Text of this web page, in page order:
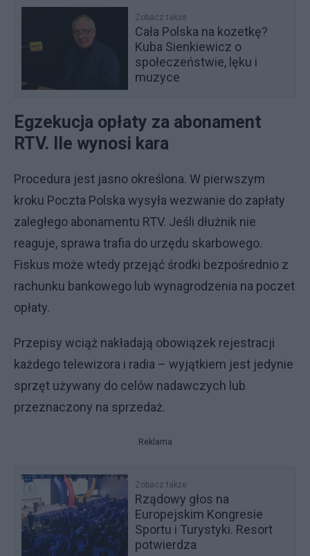
Zobacz także
Cała Polska na kozetkę?
Kuba Sienkiewicz o
społeczeństwie, lęku i
muzyce
Egzekucja opłaty za abonament
RTV. Ile wynosi kara
Procedura jest jasno określona. W pierwszym
kroku Poczta Polska wysyła wezwanie do zapłaty
zaległego abonamentu RTV. Jeśli dłużnik nie
reaguje, sprawa trafia do urzędu skarbowego.
Fiskus może wtedy przejąć środki bezpośrednio z
rachunku bankowego lub wynagrodzenia na poczet
opłaty.
Przepisy wciąż nakładają obowiązek rejestracji
każdego telewizora i radia – wyjątkiem jest jedynie
sprzęt używany do celów nadawczych lub
przeznaczony na sprzedaż.
Reklama
Zobacz także
Rządowy głos na
Europejskim Kongresie
Sportu i Turystyki. Resort
potwierdza